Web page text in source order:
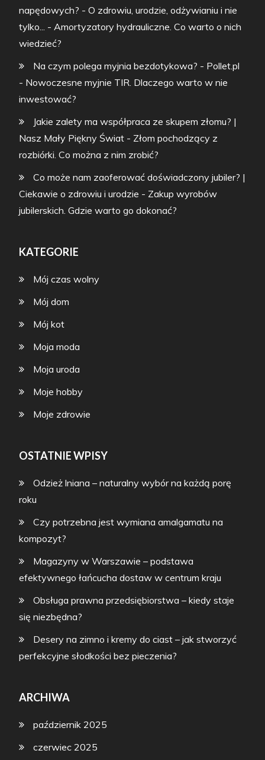
napędowych? - O zdrowiu, urodzie, odżywianiu i nie
tylko...
- Amortyzatory hydrauliczne. Co warto o nich
wiedzieć?
Na czym polega myjnia bezdotykowa? - Pollet.pl
- Nowoczesne myjnie TIR. Dlaczego warto w nie
inwestować?
Jakie zalety ma współpraca ze skupem złomu? |
Nasz Mały Piękny Świat - Złom pochodzący z
rozbiórki. Co można z nim zrobić?
Co może nam zaoferować doświadczony jubiler? |
Ciekawie o zdrowiu i urodzie - Zakup wyrobów
jubilerskich. Gdzie warto go dokonać?
KATEGORIE
Mój czas wolny
Mój dom
Mój kot
Moja moda
Moja uroda
Moje hobby
Moje zdrowie
OSTATNIE WPISY
Odzież lniana – naturalny wybór na każdą porę
roku
Czy potrzebna jest wymiana amalgamatu na
kompozyt?
Magazyny w Warszawie – podstawa
efektywnego łańcucha dostaw w centrum kraju
Obsługa prawna przedsiębiorstwa – kiedy staje
się niezbędna?
Desery na zimno i kremy do ciast – jak stworzyć
perfekcyjne słodkości bez pieczenia?
ARCHIWA
październik 2025
czerwiec 2025